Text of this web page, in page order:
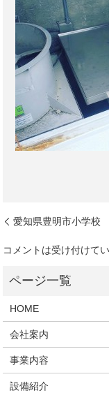
愛知県豊明市小学校
コメントは受け付けてい
HOME
会社案内
事業内容
設備紹介